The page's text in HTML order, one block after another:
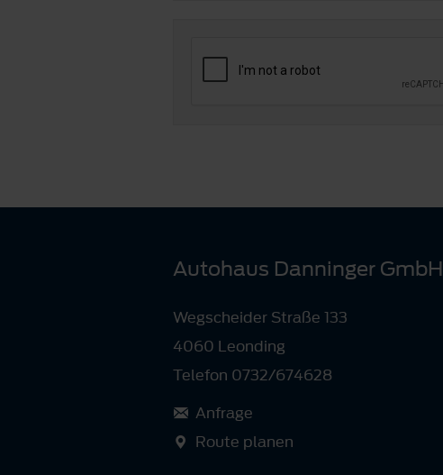
Autohaus Danninger GmbH
Wegscheider Straße 133
4060 Leonding
Telefon 0732/674628
Anfrage
Route planen